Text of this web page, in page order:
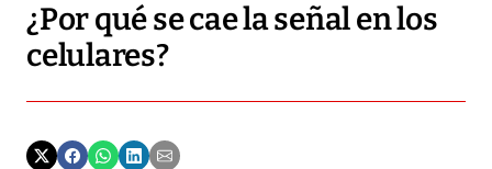
¿Por qué se cae la señal en los
celulares?